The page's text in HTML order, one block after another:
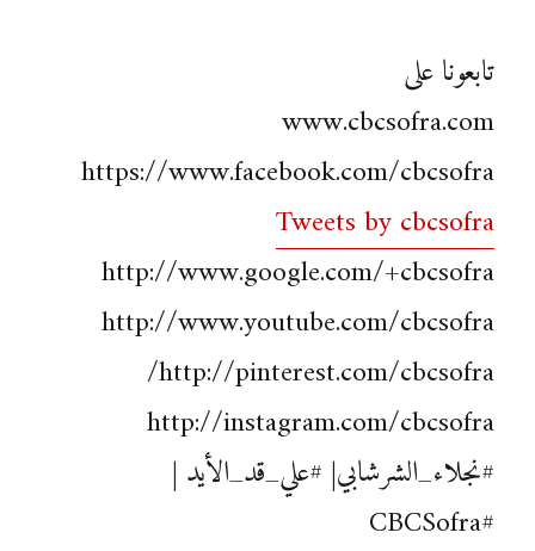
تابعونا على
www.cbcsofra.com
https://www.facebook.com/cbcsofra
Tweets by cbcsofra
http://www.google.com/+cbcsofra
http://www.youtube.com/cbcsofra
http://pinterest.com/cbcsofra/
http://instagram.com/cbcsofra
#نجلاء_الشرشابي| #علي_قد_الأيد |
#CBCSofra